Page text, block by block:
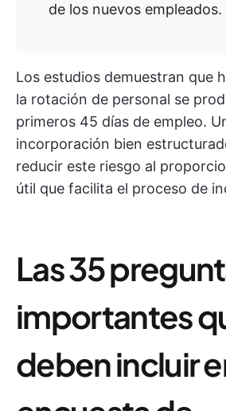
de los nuevos empleados.
Los estudios demuestran que
la rotación de personal se
primeros 45 días de empleo.
incorporación bien
reducir este riesgo al
útil que facilita el proceso de
Las 35
importantes
deben incluir